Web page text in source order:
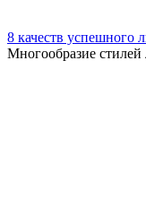
8 качеств успешного
Многообразие